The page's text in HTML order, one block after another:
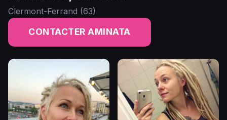
Clermont-Ferrand (63)
CONTACTER AMINATA